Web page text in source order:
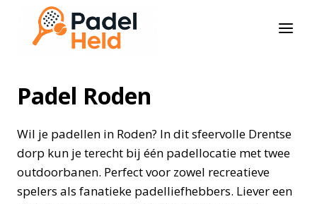
Doorgaan
inhoud
Padel Roden
Wil je padellen in Roden? In dit sfeervolle Drentse
dorp kun je terecht bij één padellocatie met twee
outdoorbanen. Perfect voor zowel recreatieve
spelers als fanatieke padelliefhebbers. Liever een